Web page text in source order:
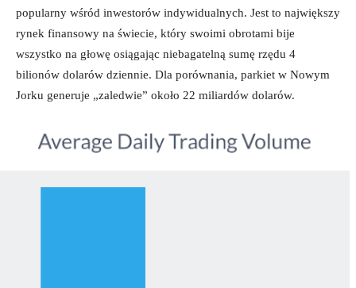
popularny wśród inwestorów indywidualnych. Jest to największy
rynek finansowy na świecie, który swoimi obrotami bije
wszystko na głowę osiągając niebagatelną sumę rzędu 4
bilionów dolarów dziennie. Dla porównania, parkiet w Nowym
Jorku generuje „zaledwie” około 22 miliardów dolarów.